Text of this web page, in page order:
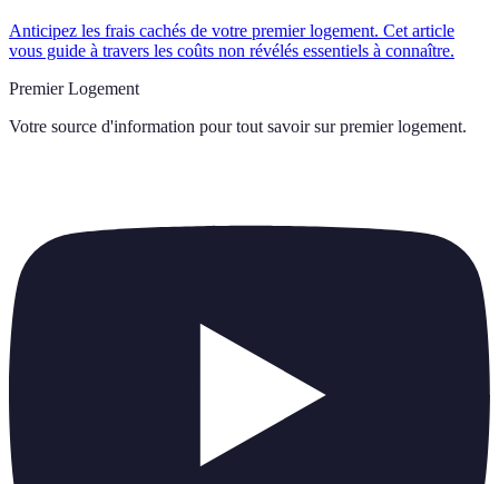
Anticipez les frais cachés de votre premier logement. Cet article
vous guide à travers les coûts non révélés essentiels à connaître.
Premier Logement
Votre source d'information pour tout savoir sur premier logement.